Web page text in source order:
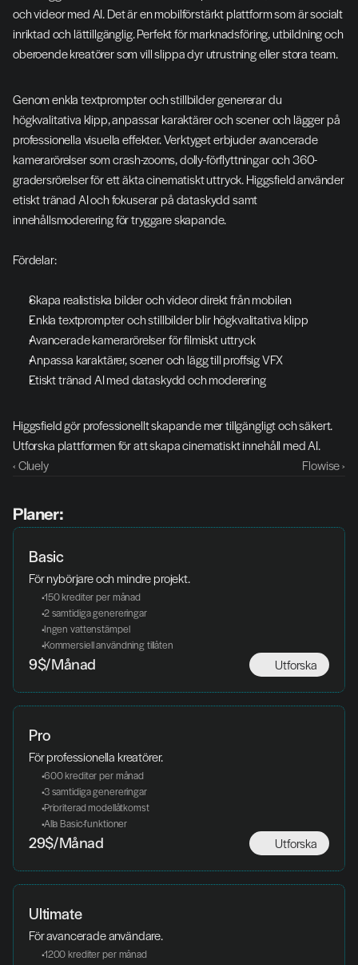
och videor med AI. Det är en mobilförstärkt plattform som är socialt
inriktad och lättillgänglig. Perfekt för marknadsföring, utbildning och
oberoende kreatörer som vill slippa dyr utrustning eller stora team.
Genom enkla textprompter och stillbilder genererar du
högkvalitativa klipp, anpassar karaktärer och scener och lägger på
professionella visuella effekter. Verktyget erbjuder avancerade
kamerarörelser som crash-zooms, dolly-förflyttningar och 360-
gradersrörelser för ett äkta cinematiskt uttryck. Higgsfield använder
etiskt tränad AI och fokuserar på dataskydd samt
innehållsmoderering för tryggare skapande.
Fördelar:
Skapa realistiska bilder och videor direkt från mobilen
Enkla textprompter och stillbilder blir högkvalitativa klipp
Avancerade kamerarörelser för filmiskt uttryck
Anpassa karaktärer, scener och lägg till proffsig VFX
Etiskt tränad AI med dataskydd och moderering
Higgsfield gör professionellt skapande mer tillgängligt och säkert.
Utforska plattformen för att skapa cinematiskt innehåll med AI.
‹ Cluely
Flowise ›
Planer:
Basic
För nybörjare och mindre projekt.
150 krediter per månad
2 samtidiga genereringar
Ingen vattenstämpel
Kommersiell användning tillåten
Utforska
9$/Månad
Pro
För professionella kreatörer.
600 krediter per månad
3 samtidiga genereringar
Prioriterad modellåtkomst
Alla Basic-funktioner
Utforska
29$/Månad
Ultimate
För avancerade användare.
1200 krediter per månad